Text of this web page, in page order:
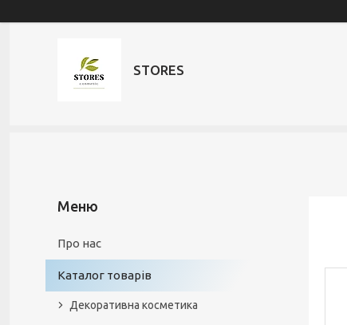
STORES
Про нас
Каталог товарів
Декоративна косметика